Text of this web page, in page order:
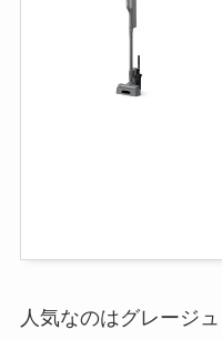
人気なのはグレージ